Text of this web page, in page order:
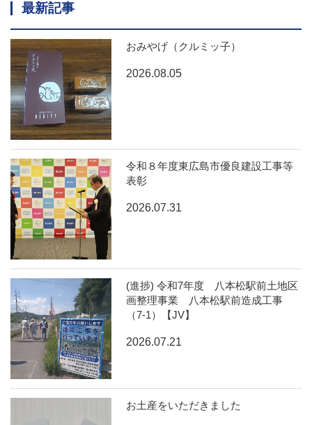
最新記事
おみやげ（クルミッ子）
2026.08.05
令和８年度東広島市優良建設工事等
表彰
2026.07.31
(進捗) 令和7年度 八本松駅前土地区
画整理事業 八本松駅前造成工事
（7-1）【JV】
2026.07.21
お土産をいただきました